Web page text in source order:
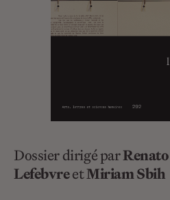
Dossier dirigé par
LefebvreetMiriam Sbih